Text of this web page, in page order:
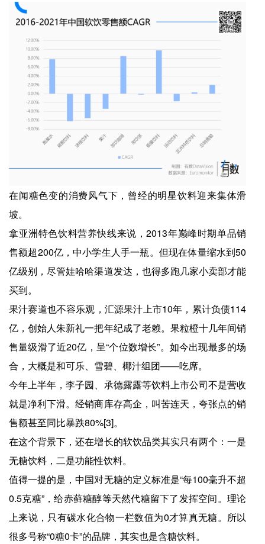
在闻糖色变的消费风气下，曾经的明星饮料迎来集体滑
坡。
拿亚洲特色饮料营养快线来说，2013年巅峰时期单品销
售额超200亿，中小学生人手一瓶。但现在体量缩水到50
亿级别，尽管娃哈哈渠道发达，也得多跑几家小卖部才能
买到。
果汁赛道也不容乐观，汇源果汁上市10年，累计负债114
亿，创始人朱新礼一把年纪成了老赖。果粒橙十几年间销
售量级滑了近20亿，呈“个位数增长”。如今出现最多的场
合，大概是和可乐、雪碧、椰汁组团——吃席。
今年上半年，李子园、承德露露等饮料上市公司不是营收
就是净利下滑。经销商库存高企，叫苦连天，夸张点的销
售额甚至同比暴跌80%[3]。
在这个背景下，还在增长的软饮品类其实只有两个：一是
无糖饮料，二是功能性饮料。
值得一提的是，中国对无糖的定义标准是“每100毫升不超
0.5克糖”，给赤藓糖醇等天然代糖留下了发挥空间。理论
上来说，只有碳水化合物一栏数值为0才算真无糖。所以
很多号称“0糖0卡”的品牌，其实也是含糖饮料。